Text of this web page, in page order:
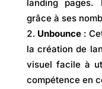
landing
grâce à ses
Unbounce :
la création de
visuel facile à
compétence en